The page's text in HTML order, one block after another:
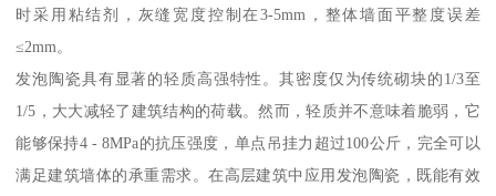
时采用粘结剂，灰缝宽度控制在3-5mm，整体墙面平整度误差
≤2mm。
发泡陶瓷具有显著的轻质高强特性。其密度仅为传统砌块的1/3至
1/5，大大减轻了建筑结构的荷载。然而，轻质并不意味着脆弱，它
能够保持4 - 8MPa的抗压强度，单点吊挂力超过100公斤，完全可以
满足建筑墙体的承重需求。在高层建筑中应用发泡陶瓷，既能有效